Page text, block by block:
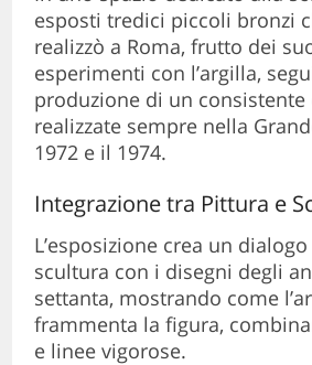
esposti tredici piccoli bronzi
realizzò a Roma, frutto dei
esperimenti con l’argilla,
produzione di un
realizzate sempre nella
1972 e il 1974.
Integrazione tra Pittura e
L’esposizione crea un
scultura con i disegni degli
settanta, mostrando come
frammenta la figura,
e linee vigorose.